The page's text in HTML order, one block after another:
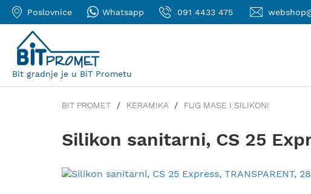
Poslovnice Whatsapp 091 4433 475
Bit gradnje je u BiT Prometu
BIT PROMET KERAMIKA FUG MASE I SILIKONI
Silikon sanitarni, CS 25